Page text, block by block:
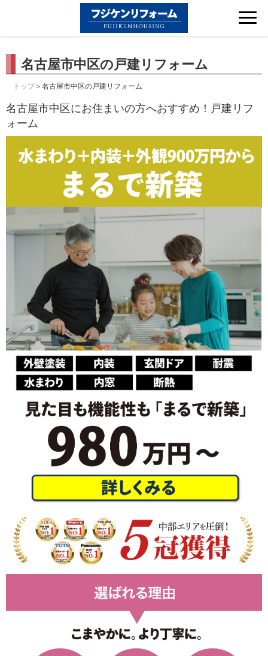
名古屋市中区の戸建リフォーム
トップ ＞名古屋市中区の戸建リフォーム
名古屋市中区にお住まいの方へおすすめ！戸建リフ
ォーム